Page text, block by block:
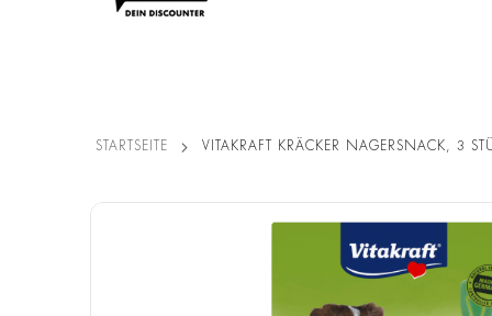
STARTSEITE VITAKRAFT KRÄCKER NAGERSNACK, 3
Zum